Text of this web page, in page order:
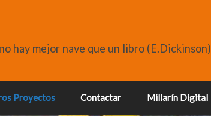
hay mejor nave que un libro (E.Dickinson)
Proyectos Contactar Millarín Digital